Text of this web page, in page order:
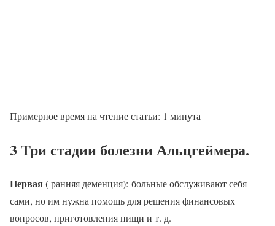
Примерное время на чтение статьи: 1 минута
3 Три стадии болезни Альцгеймера.
Первая( ранняя деменция): больные обслуживают себя
сами, но им нужна помощь для решения финансовых
вопросов, приготовления пищи и т. д.